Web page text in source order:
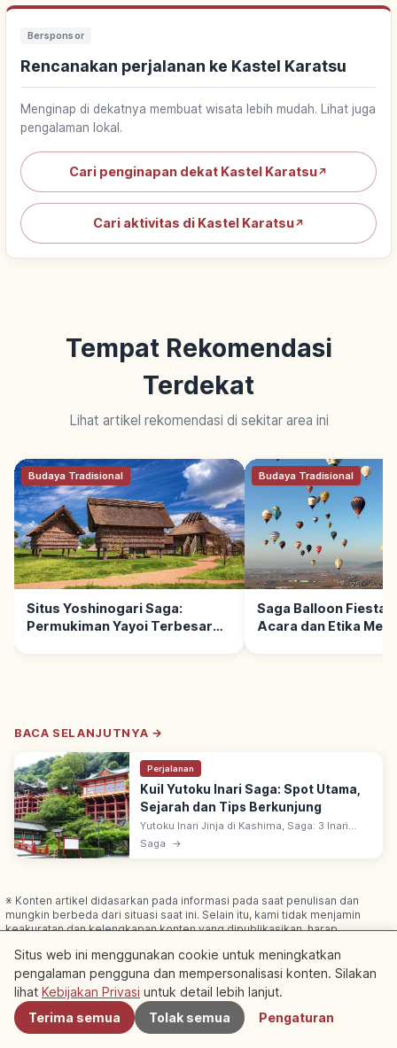
Bersponsor
Rencanakan perjalanan ke Kastel Karatsu
Menginap di dekatnya membuat wisata lebih mudah. Lihat juga
pengalaman lokal.
Cari penginapan dekat Kastel Karatsu↗
Cari aktivitas di Kastel Karatsu↗
Tempat Rekomendasi
Terdekat
Lihat artikel rekomendasi di sekitar area ini
Budaya Tradisional
Situs Yoshinogari Saga:
Permukiman Yayoi Terbesar
Budaya Tradisional
Saga Balloon Fiesta:
Acara dan Etika
BACA SELANJUTNYA →
Perjalanan
Kuil Yutoku Inari Saga: Spot Utama,
Sejarah dan Tips Berkunjung
Yutoku Inari Jinja di Kashima, Saga: 3 Inari
Terbesar Jepang bersama Fushimi Inari &
Kasama Inari. Didirikan 1687 oleh istri
Saga →
※ Konten artikel didasarkan pada informasi pada saat penulisan dan
mungkin berbeda dari situasi saat ini. Selain itu, kami tidak menjamin
keakuratan dan kelengkapan konten yang dipublikasikan, harap
Bersponsor
Artikel ini mungkin berisi iklan (tautan afiliasi); kami dapat
memperoleh komisi dari pemesanan melalui tautan tersebut.
Terdekat
Situs web ini menggunakan cookie untuk meningkatkan
pengalaman pengguna dan mempersonalisasi konten. Silakan
lihat Kebijakan Privasi untuk detail lebih lanjut.
Terima semua
Tolak semua Pengaturan